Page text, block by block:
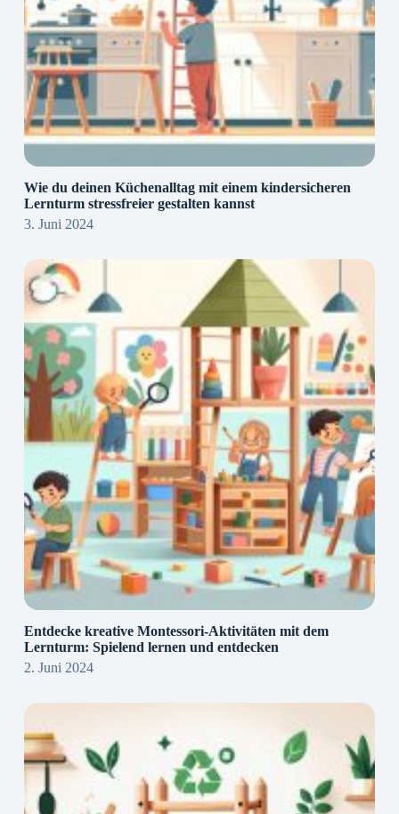
Wie du deinen Küchenalltag mit einem kindersicheren
Lernturm stressfreier gestalten kannst
3. Juni 2024
Entdecke kreative Montessori-Aktivitäten mit dem
Lernturm: Spielend lernen und entdecken
2. Juni 2024